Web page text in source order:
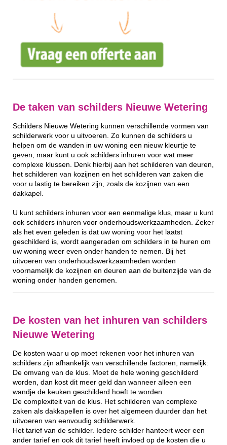
De taken van schilders Nieuwe Wetering
Schilders Nieuwe Wetering kunnen verschillende vormen van
schilderwerk voor u uitvoeren. Zo kunnen de schilders u
helpen om de wanden in uw woning een nieuw kleurtje te
geven, maar kunt u ook schilders inhuren voor wat meer
complexe klussen. Denk hierbij aan het schilderen van deuren,
het schilderen van kozijnen en het schilderen van zaken die
voor u lastig te bereiken zijn, zoals de kozijnen van een
dakkapel.
U kunt schilders inhuren voor een eenmalige klus, maar u kunt
ook schilders inhuren voor onderhoudswerkzaamheden. Zeker
als het even geleden is dat uw woning voor het laatst
geschilderd is, wordt aangeraden om schilders in te huren om
uw woning weer even onder handen te nemen. Bij het
uitvoeren van onderhoudswerkzaamheden worden
voornamelijk de kozijnen en deuren aan de buitenzijde van de
woning onder handen genomen.
De kosten van het inhuren van schilders
Nieuwe Wetering
De kosten waar u op moet rekenen voor het inhuren van
schilders zijn afhankelijk van verschillende factoren, namelijk:
De omvang van de klus. Moet de hele woning geschilderd
worden, dan kost dit meer geld dan wanneer alleen een
wandje de keuken geschilderd hoeft te worden.
De complexiteit van de klus. Het schilderen van complexe
zaken als dakkapellen is over het algemeen duurder dan het
uitvoeren van eenvoudig schilderwerk.
Het tarief van de schilder. Iedere schilder hanteert weer een
ander tarief en ook dit tarief heeft invloed op de kosten die u